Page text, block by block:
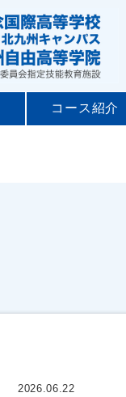
コース紹介
2026.06.22